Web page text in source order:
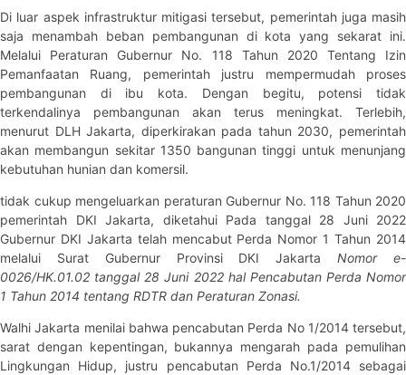
Di luar aspek infrastruktur mitigasi tersebut, pemerintah juga masih
saja menambah beban pembangunan di kota yang sekarat ini.
Melalui Peraturan Gubernur No. 118 Tahun 2020 Tentang Izin
Pemanfaatan Ruang, pemerintah justru mempermudah proses
pembangunan di ibu kota. Dengan begitu, potensi tidak
terkendalinya pembangunan akan terus meningkat. Terlebih,
menurut DLH Jakarta, diperkirakan pada tahun 2030, pemerintah
akan membangun sekitar 1350 bangunan tinggi untuk menunjang
kebutuhan hunian dan komersil.
tidak cukup mengeluarkan peraturan Gubernur No. 118 Tahun 2020
pemerintah DKI Jakarta, diketahui Pada tanggal 28 Juni 2022
Gubernur DKI Jakarta telah mencabut Perda Nomor 1 Tahun 2014
melalui Surat Gubernur Provinsi DKI JakartaNomor e-
0026/HK.01.02 tanggal 28 Juni 2022 hal Pencabutan Perda Nomor
1 Tahun 2014 tentang RDTR dan Peraturan Zonasi.
Walhi Jakarta menilai bahwa pencabutan Perda No 1/2014 tersebut,
sarat dengan kepentingan, bukannya mengarah pada pemulihan
Lingkungan Hidup, justru pencabutan Perda No.1/2014 sebagai